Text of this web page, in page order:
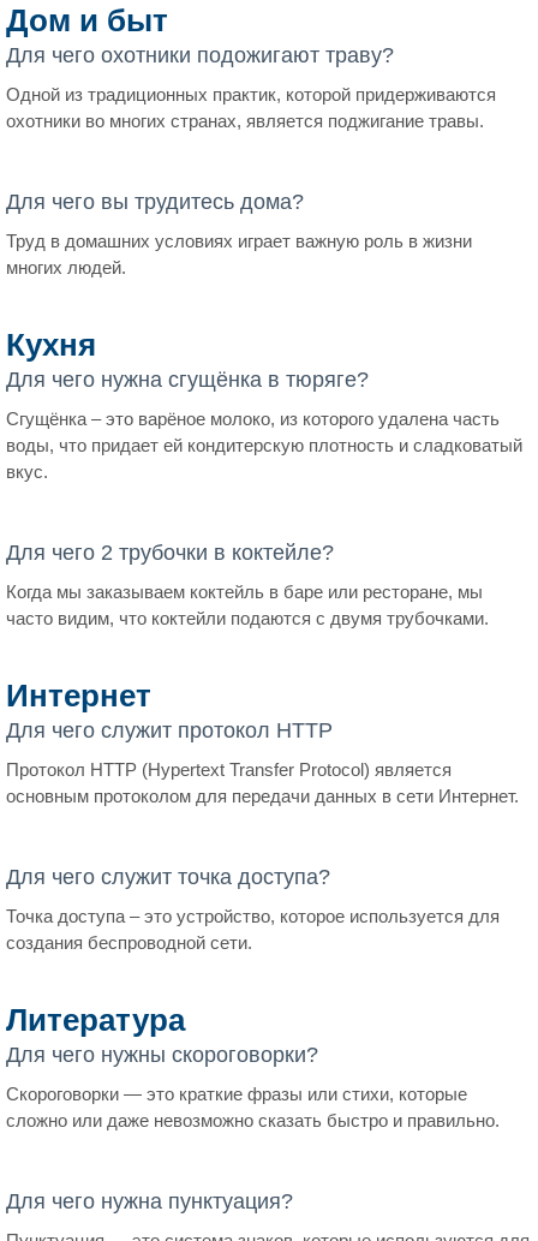
Дом и быт
Для чего охотники подожигают траву?
Одной из традиционных практик, которой придерживаются
охотники во многих странах, является поджигание травы.
Для чего вы трудитесь дома?
Труд в домашних условиях играет важную роль в жизни
многих людей.
Кухня
Для чего нужна сгущёнка в тюряге?
Сгущёнка – это варёное молоко, из которого удалена часть
воды, что придает ей кондитерскую плотность и сладковатый
вкус.
Для чего 2 трубочки в коктейле?
Когда мы заказываем коктейль в баре или ресторане, мы
часто видим, что коктейли подаются с двумя трубочками.
Интернет
Для чего служит протокол HTTP
Протокол HTTP (Hypertext Transfer Protocol) является
основным протоколом для передачи данных в сети Интернет.
Для чего служит точка доступа?
Точка доступа – это устройство, которое используется для
создания беспроводной сети.
Литература
Для чего нужны скороговорки?
Скороговорки — это краткие фразы или стихи, которые
сложно или даже невозможно сказать быстро и правильно.
Для чего нужна пунктуация?